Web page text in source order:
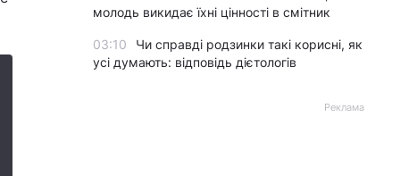
молодь викидає їхні цінності в смітник
03:10
Чи справді родзинки такі корисні, як
усі думають: відповідь дієтологів
Реклама